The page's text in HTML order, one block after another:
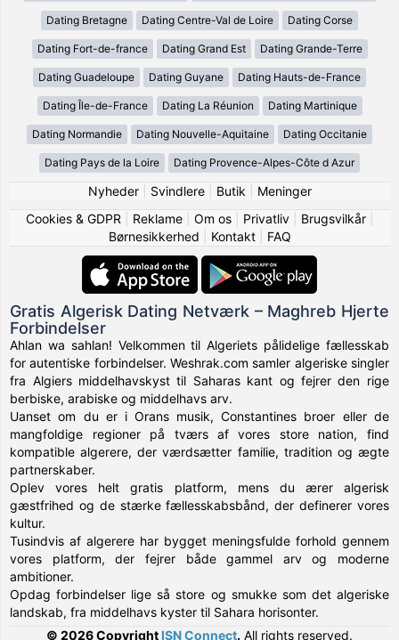
Dating Bretagne Dating Centre-Val de Loire Dating Corse
Dating Fort-de-france Dating Grand Est Dating Grande-Terre
Dating Guadeloupe Dating Guyane Dating Hauts-de-France
Dating Île-de-France Dating La Réunion Dating Martinique
Dating Normandie Dating Nouvelle-Aquitaine Dating Occitanie
Dating Pays de la Loire Dating Provence-Alpes-Côte d Azur
Nyheder| Svindlere| Butik
Meninger
Cookies & GDPR
Reklame| Om os| Privatliv| Brugsvilkår|
Børnesikkerhed
Kontakt| FAQ
Gratis Algerisk Dating Netværk – Maghreb Hjerte
Forbindelser
Ahlan wa sahlan! Velkommen til Algeriets pålidelige fællesskab
for autentiske forbindelser. Weshrak.com samler algeriske singler
fra Algiers middelhavskyst til Saharas kant og fejrer den rige
berbiske, arabiske og middelhavs arv.
Uanset om du er i Orans musik, Constantines broer eller de
mangfoldige regioner på tværs af vores store nation, find
kompatible algerere, der værdsætter familie, tradition og ægte
partnerskaber.
Oplev vores helt gratis platform, mens du ærer algerisk
gæstfrihed og de stærke fællesskabsbånd, der definerer vores
kultur.
Tusindvis af algerere har bygget meningsfulde forhold gennem
vores platform, der fejrer både gammel arv og moderne
ambitioner.
Opdag forbindelser lige så store og smukke som det algeriske
landskab, fra middelhavs kyster til Sahara horisonter.
© 2026 Copyright ISN Connect. All rights reserved.